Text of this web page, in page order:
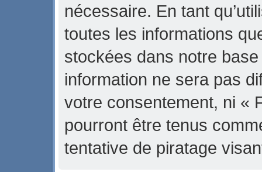
nécessaire. En tant
toutes les informations
stockées dans notre
information ne sera pas
votre consentement, ni «
pourront être tenus
tentative de piratage